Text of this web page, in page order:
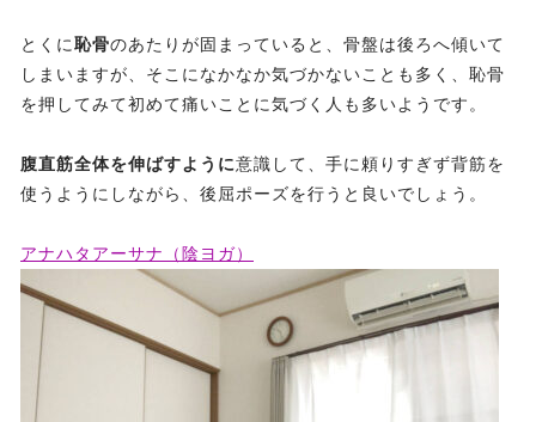
とくに恥骨のあたりが固まっていると、骨盤は後ろへ傾いて
しまいますが、そこになかなか気づかないことも多く、恥骨
を押してみて初めて痛いことに気づく人も多いようです。
腹直筋全体を伸ばすように意識して、手に頼りすぎず背筋を
使うようにしながら、後屈ポーズを行うと良いでしょう。
アナハタアーサナ（陰ヨガ）